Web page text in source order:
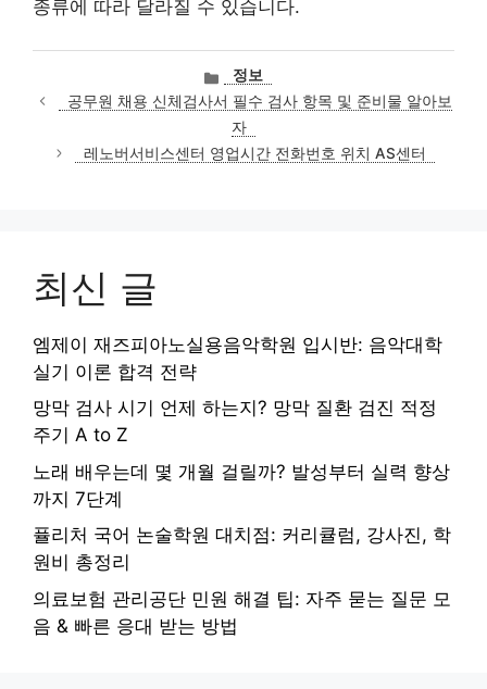
종류에 따라 달라질 수 있습니다.
카
테
고
리
정보
공무원 채용 신체검사서 필수 검사 항목 및 준비물 알아보
자
레노버서비스센터 영업시간 전화번호 위치 AS센터
최신 글
엠제이 재즈피아노실용음악학원 입시반: 음악대학
실기 이론 합격 전략
망막 검사 시기 언제 하는지? 망막 질환 검진 적정
주기 A to Z
노래 배우는데 몇 개월 걸릴까? 발성부터 실력 향상
까지 7단계
퓰리처 국어 논술학원 대치점: 커리큘럼, 강사진, 학
원비 총정리
의료보험 관리공단 민원 해결 팁: 자주 묻는 질문 모
음 & 빠른 응대 받는 방법